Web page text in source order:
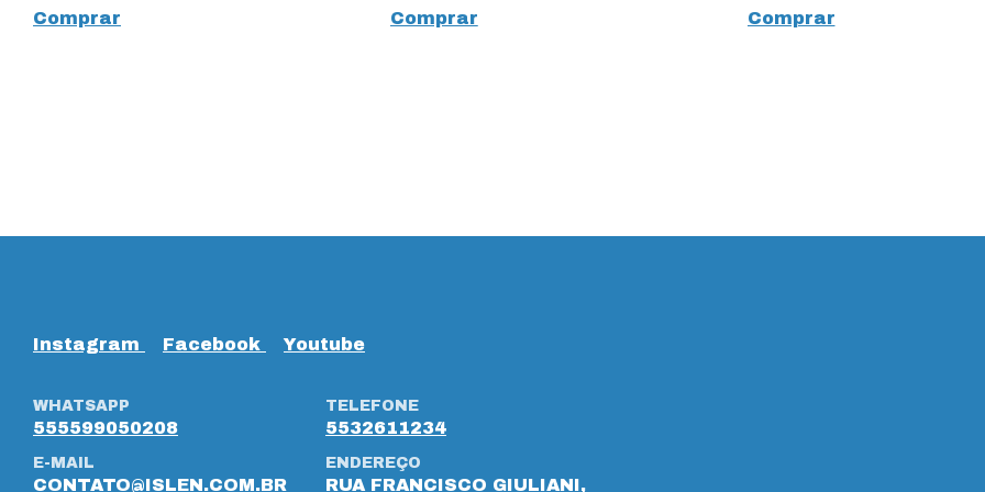
Comprar
Comprar
Comprar
Instagram Facebook Youtube
WHATSAPP
555599050208
TELEFONE
5532611234
E-MAIL
CONTATO@ISLEN.COM.BR
ENDEREÇO
RUA FRANCISCO GIULIANI,